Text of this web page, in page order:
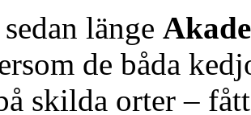
länge
de båda
skilda orter –